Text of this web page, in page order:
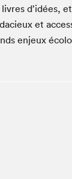
ado | Lis-
des tout-
Radio-
cabane à culture
d’idées,
et
enjeux